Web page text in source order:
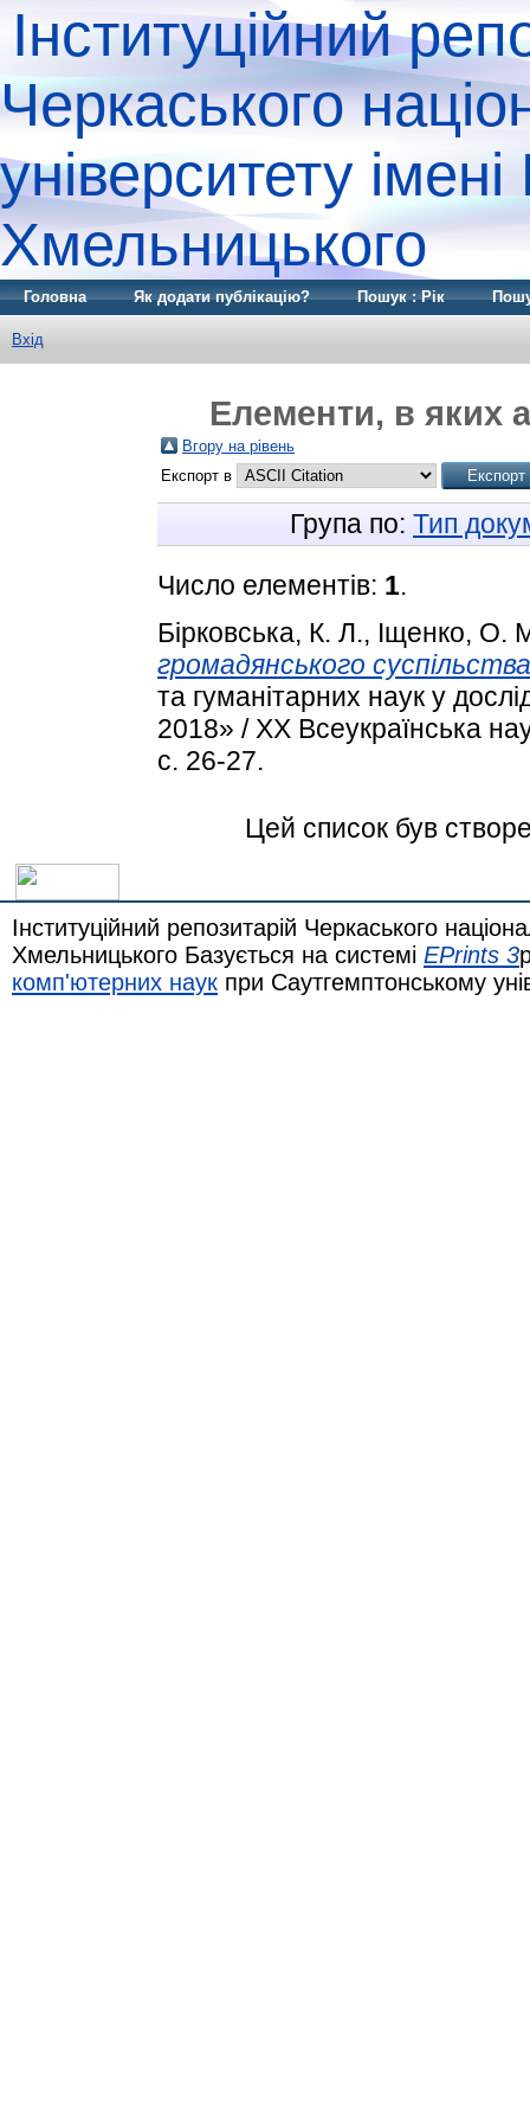
Інституційний
Черкаського
університету
Хмельницького
Головна Як додати публікацію? Пошук : Рік
Вхід
Елементи, в яких
Вгору на рівень
Експорт в
Група по: Тип
Число елементів: 1.
Бірковська, К. Л., Іщенко, О.
громадянського
та гуманітарних наук у
2018» / XX Всеукраїнська
с. 26-27.
Цей список був
Інституційний репозитарій Черкаського
Хмельницького Базується на системі EPrints 3
комп'ютерних наук при Саутгемптонському